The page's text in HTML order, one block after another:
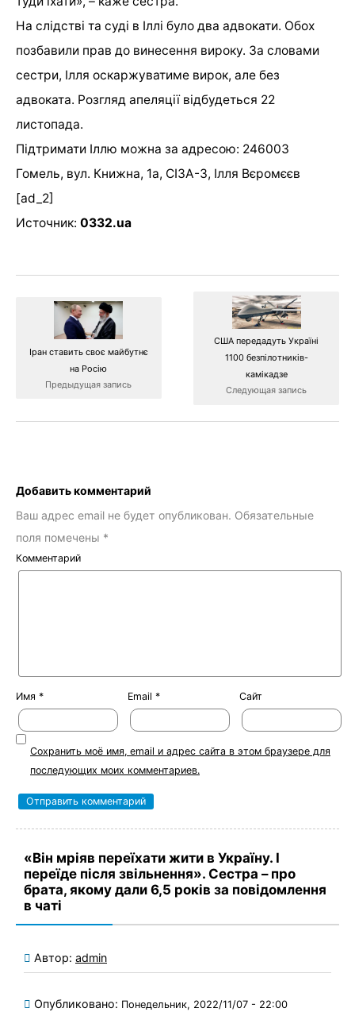
На слідстві та суді в Іллі було два адвокати. Обох
позбавили прав до винесення вироку. За словами
сестри, Ілля оскаржуватиме вирок, але без
адвоката. Розгляд апеляції відбудеться 22
листопада.
Підтримати Іллю можна за адресою: 246003
Гомель, вул. Книжна, 1а, СІЗА-3, Ілля Вєромєєв
[ad_2]
Источник: 0332.ua
Іран ставить своє майбутнє
на Росію
Предыдущая запись
США передадуть Україні
1100 безпілотників-
камікадзе
Следующая запись
Добавить комментарий
Ваш адрес email не будет опубликован. Обязательные
поля помечены *
Комментарий
Имя * Email * Сайт
Сохранить моё имя, email и адрес сайта в этом браузере для
последующих моих комментариев.
«Він мріяв переїхати жити в Україну. І
переїде після звільнення». Сестра – про
брата, якому дали 6,5 років за повідомлення
в чаті
Автор: admin
Опубликовано: Понедельник, 2022/11/07 - 22:00